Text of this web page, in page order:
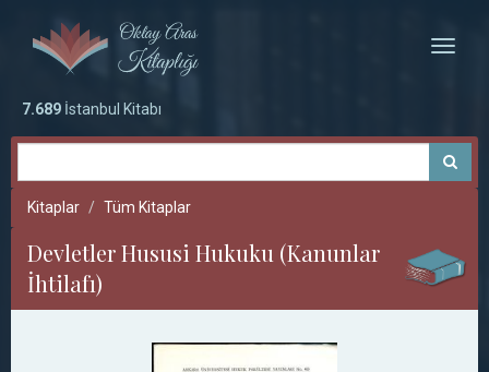
Toggle
7.689 İstanbul Kitabı
Kitaplar Tüm Kitaplar
Devletler Hususi Hukuku (Kanunlar
İhtilafı)